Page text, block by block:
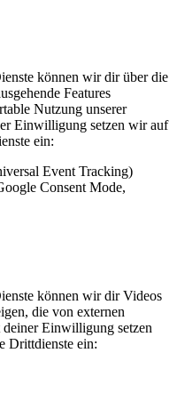
können wir dir über die
Features
Nutzung unserer
Einwilligung setzen wir auf
ein:
Event Tracking)
Consent Mode,
können wir dir Videos
die von externen
Einwilligung setzen
Drittdienste ein: